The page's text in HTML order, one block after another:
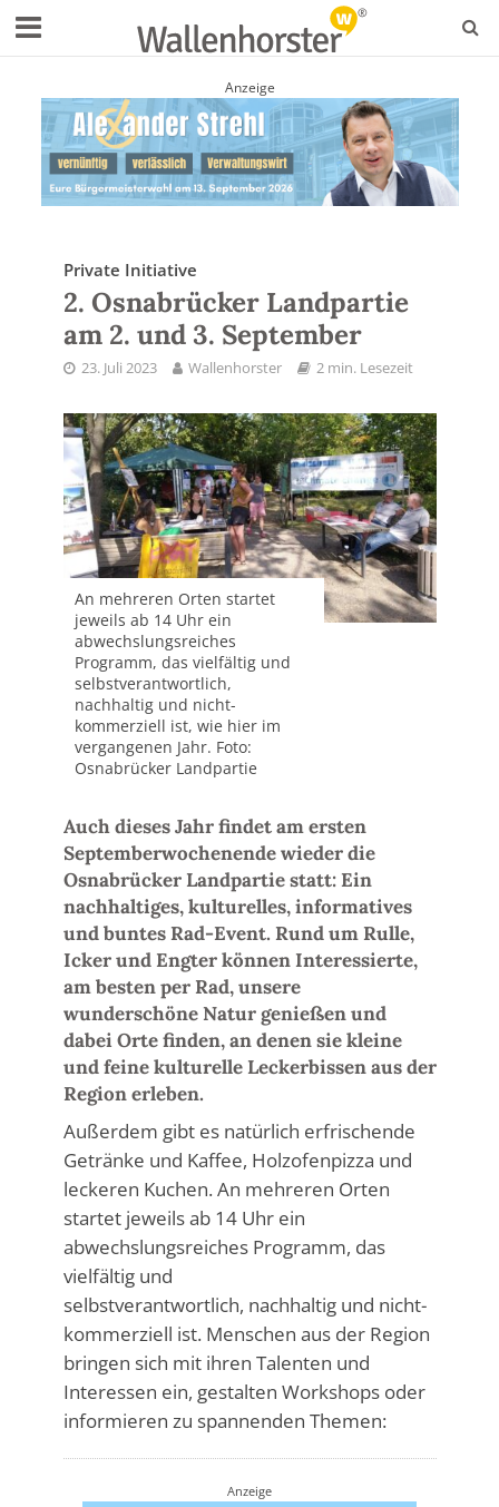
Anzeige
Private Initiative
2. Osnabrücker Landpartie
am 2. und 3. September
23. Juli 2023 Wallenhorster 2 min. Lesezeit
An mehreren Orten startet
jeweils ab 14 Uhr ein
abwechslungsreiches
Programm, das vielfältig und
selbstverantwortlich,
nachhaltig und nicht-
kommerziell ist, wie hier im
vergangenen Jahr. Foto:
Osnabrücker Landpartie
Auch dieses Jahr findet am ersten
Septemberwochenende wieder die
Osnabrücker Landpartie statt: Ein
nachhaltiges, kulturelles, informatives
und buntes Rad-Event. Rund um Rulle,
Icker und Engter können Interessierte,
am besten per Rad, unsere
wunderschöne Natur genießen und
dabei Orte finden, an denen sie kleine
und feine kulturelle Leckerbissen aus der
Region erleben.
Außerdem gibt es natürlich erfrischende
Getränke und Kaffee, Holzofenpizza und
leckeren Kuchen. An mehreren Orten
startet jeweils ab 14 Uhr ein
abwechslungsreiches Programm, das
vielfältig und
selbstverantwortlich, nachhaltig und nicht-
kommerziell ist. Menschen aus der Region
bringen sich mit ihren Talenten und
Interessen ein, gestalten Workshops oder
informieren zu spannenden Themen:
Anzeige